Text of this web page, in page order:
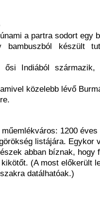
a partra sodort egy
bambuszból készült
Indiából származik,
közelebb lévő
1200 éves
listájára. Egykor
abban bíznak, hogy
(A most előkerült
datálhatóak.)